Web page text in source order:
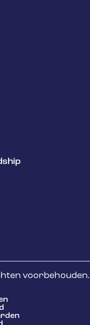
voorbehouden.